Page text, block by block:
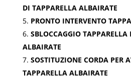
DI TAPPARELLA ALBAIRATE
PRONTO INTERVENTO
SBLOCCAGGIO TAPPARELLA
ALBAIRATE
SOSTITUZIONE CORDA PER
TAPPARELLA ALBAIRATE